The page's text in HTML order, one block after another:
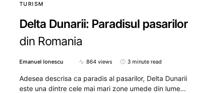
TURISM
Delta Dunarii: Paradisul pasarilor
din Romania
Emanuel Ionescu 864 views 3 minute read
Adesea descrisa ca paradis al pasarilor, Delta Dunarii
este una dintre cele mai mari zone umede din lume…